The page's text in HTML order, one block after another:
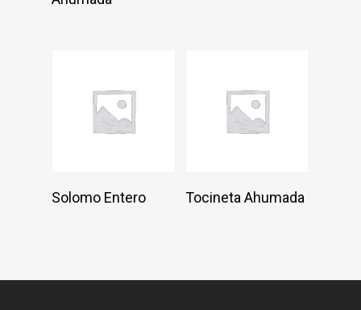
Solomo Entero Add To Cart
Tocineta Ahumada